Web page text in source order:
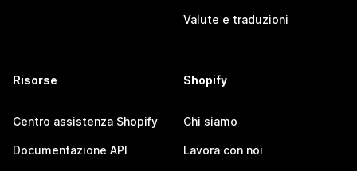
Valute e traduzioni
Risorse
Centro assistenza Shopify
Documentazione API
Shopify
Chi siamo
Lavora con noi